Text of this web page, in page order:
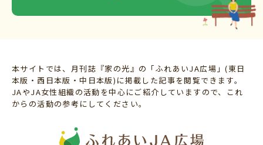
本サイトでは、月刊誌『家の光』の「ふれあいJA広場」(東日
本版・西日本版・中日本版)に掲載した記事を閲覧できます。
JAやJA女性組織の活動を中心にご紹介していますので、これ
からの活動の参考にしてください。